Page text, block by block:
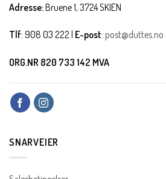
Adresse:Bruene 1, 3724 SKIEN
Tlf: 908 03 222 | E-post: post@duttes.no
ORG.NR 820 733 142 MVA
SNARVEIER